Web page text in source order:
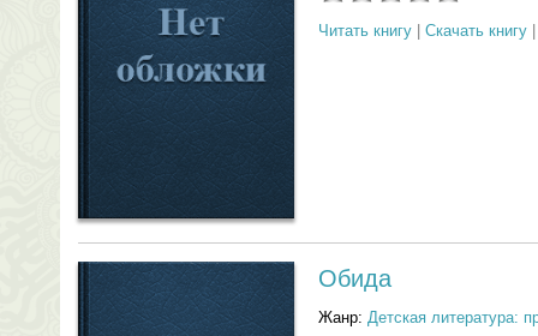
Читать книгу Скачать книгу
Обида
Жанр: Детская литература: